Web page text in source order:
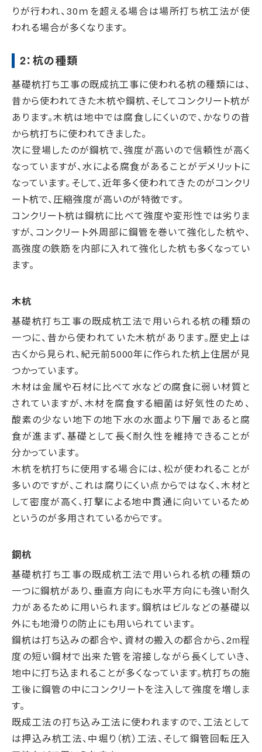
りが行われ、30ｍを超える場合は場所打ち杭工法が使
われる場合が多くなります。
2：杭の種類
基礎杭打ち工事の既成抗工事に使われる杭の種類には、
昔から使われてきた木杭や鋼杭、そしてコンクリート杭が
あります。木杭は地中では腐食しにくいので、かなりの昔
から杭打ちに使われてきました。
次に登場したのが鋼杭で、強度が高いので信頼性が高く
なっていますが、水による腐食があることがデメリットに
なっています。そして、近年多く使われてきたのがコンクリ
ート杭で、圧縮強度が高いのが特徴です。
コンクリート杭は鋼杭に比べて強度や変形性では劣りま
すが、コンクリート外周部に鋼管を巻いて強化した杭や、
高強度の鉄筋を内部に入れて強化した杭も多くなってい
ます。
木杭
基礎杭打ち工事の既成杭工法で用いられる杭の種類の
一つに、昔から使われていた木杭があります。歴史上は
古くから見られ、紀元前5000年に作られた杭上住居が見
つかっています。
木材は金属や石材に比べて水などの腐食に弱い材質と
されていますが、木材を腐食する細菌は好気性のため、
酸素の少ない地下の地下水の水面より下層であると腐
食が進まず、基礎として長く耐久性を維持できることが
分かっています。
木杭を杭打ちに使用する場合には、松が使われることが
多いのですが、これは腐りにくい点からではなく、木材と
して密度が高く、打撃による地中貫通に向いているため
というのが多用されているからです。
鋼杭
基礎杭打ち工事の既成杭工法で用いられる杭の種類の
一つに鋼杭があり、垂直方向にも水平方向にも強い耐久
力があるために用いられます。鋼杭はビルなどの基礎以
外にも地滑りの防止にも用いられています。
鋼杭は打ち込みの都合や、資材の搬入の都合から、2m程
度の短い鋼材で出来た管を溶接しながら長くしていき、
地中に打ち込まれることが多くなっています。杭打ちの施
工後に鋼管の中にコンクリートを注入して強度を増しま
す。
既成工法の打ち込み工法に使われますので、工法として
は押込み杭工法、中堀り（杭）工法、そして鋼管回転圧入